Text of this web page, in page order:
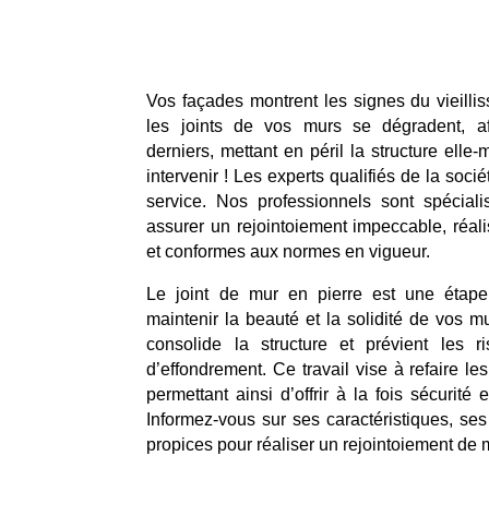
Vos façades montrent les signes du
les joints de vos murs se dégradent,
derniers, mettant en péril la structure elle-
intervenir ! Les experts qualifiés de la
service. Nos professionnels sont
assurer un rejointoiement impeccable,
et conformes aux normes en vigueur.
Le joint de mur en pierre est une étape
maintenir la beauté et la solidité de vos
consolide la structure et prévient les
d’effondrement. Ce travail vise à refaire
permettant ainsi d’offrir à la fois sécurité
Informez-vous sur ses caractéristiques,
propices pour réaliser un rejointoiement de